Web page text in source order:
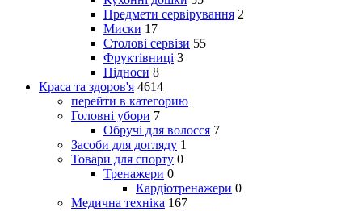
Предмети сервірування 2
Миски 17
Столові сервізи 55
Фруктівниці 3
Підноси 8
Краса та здоров'я 4614
перейти в категорию
Головні убори 7
Обручі для волосся 7
Засоби для догляду 1
Товари для спорту 0
Тренажери 0
Кардіотренажери 0
Медична техніка 167